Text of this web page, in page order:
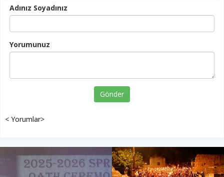
Adınız Soyadınız
Yorumunuz
Gönder
< Yorumlar>